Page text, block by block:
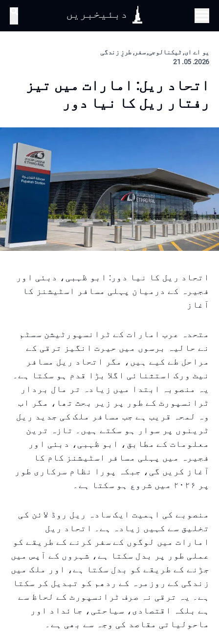
دبئیخبریں
یو اے ای, ٹیکنالوجی, سفر, طرزِ زندگی
2026. 05. 21
اتحاد ریل: امارات میں تیز
رفتار ریل کا نیا دور
اتحاد ریل کا نیا دور: ابو ظہبی، دبئی اور
فجیرہ کے درمیان پہلی مسافر اسٹیشنز کا
آغاز
متحدہ عرب امارات کے ٹرانسپورٹیشن سسٹم
نے حالیہ برسوں میں حیرت انگیز ترقی کے
مراحل طے کیے ہیں، مگر اتحاد ریل مسافر
نیٹ ورک استثنائی اگلا بڑا قدم ہو سکتا ہے۔
یہ منصوبہ ابتدا میں زیادہ تر مال بردار
ٹرانسپورٹ کے طور پر زیر بحث تھا، مگر اب
وہ لمحہ قریب ہے جب مسافر ملک کی جدید ریل
ٹرینوں پر سوار ہو سکتے ہیں۔ تازہ ترین
معلومات کے مطابق، ابو ظہبی، دبئی اور
فجیرہ میں پہلی مسافر اسٹیشنز کام کا
آغاز کریں گی، جبکہ پورا نظام سرکاری طور
پر ۲۰۲۶ میں شروع ہو سکتا ہے۔
منصوبے کی اہمیت ایک سادہ ریل روڈ لائن کی
تخلیق سے کہیں زیادہ ہے۔ اتحاد ریل
امارات میں لوگوں کے سفر کرنے کے طریقے کو
عملی طور پر بدل سکتا ہے، شہروں کے آپس میں
جڑنے کے طریقے کو بدل سکتا ہے، اور ملک میں
زندگی کے روزمرہ کے ردھم کو تبدیل کر سکتا
ہے۔ یہ ترقی نہ صرف ٹرانسپورٹ کے لحاظ سے
ہے بلکہ اقتصادی، سیاحتی، جائداد اور
ماحولیاتی مقاصد کی وجہ سے بھی ہے۔